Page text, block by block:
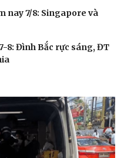
Kể chuyện cho bé
Hạt giống tâm hồn
nay 7/8: Singapore và
8: Đình Bắc rực sáng, ĐT